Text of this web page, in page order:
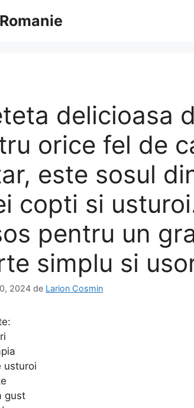
delicioasa
orice fel de
este sosul
copti si
pentru un
simplu si
2024 de Larion Cosmin
usturoi
gust